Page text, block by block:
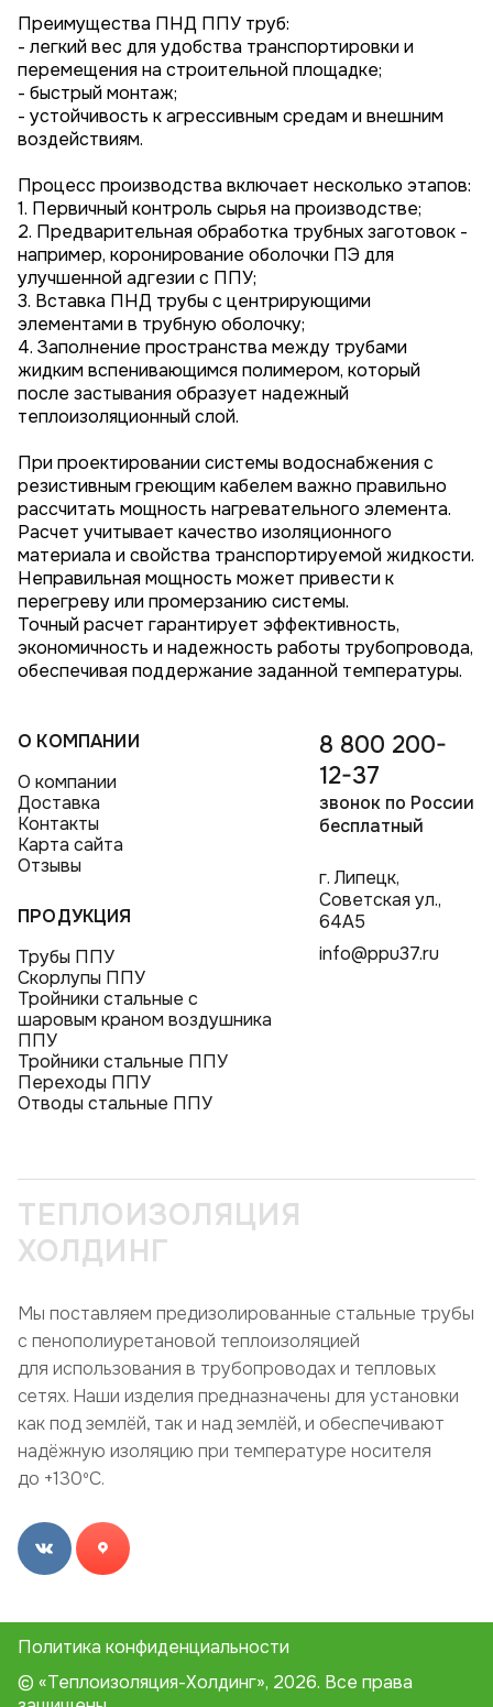
Преимущества ПНД ППУ труб:
- легкий вес для удобства транспортировки и
перемещения на строительной площадке;
- быстрый монтаж;
- устойчивость к агрессивным средам и внешним
воздействиям.
Процесс производства включает несколько этапов:
1. Первичный контроль сырья на производстве;
2. Предварительная обработка трубных заготовок -
например, коронирование оболочки ПЭ для
улучшенной адгезии с ППУ;
3. Вставка ПНД трубы с центрирующими
элементами в трубную оболочку;
4. Заполнение пространства между трубами
жидким вспенивающимся полимером, который
после застывания образует надежный
теплоизоляционный слой.
При проектировании системы водоснабжения с
резистивным греющим кабелем важно правильно
рассчитать мощность нагревательного элемента.
Расчет учитывает качество изоляционного
материала и свойства транспортируемой жидкости.
Неправильная мощность может привести к
перегреву или промерзанию системы.
Точный расчет гарантирует эффективность,
экономичность и надежность работы трубопровода,
обеспечивая поддержание заданной температуры.
О КОМПАНИИ
О компании
Доставка
Контакты
Карта сайта
Отзывы
ПРОДУКЦИЯ
Трубы ППУ
Скорлупы ППУ
Тройники стальные с
шаровым краном воздушника
ППУ
Тройники стальные ППУ
Переходы ППУ
Отводы стальные ППУ
8 800 200-
12-37
звонок по России
бесплатный
г. Липецк,
Советская ул.,
64А5
info@ppu37.ru
ТЕПЛОИЗОЛЯЦИЯ
ХОЛДИНГ
Мы поставляем предизолированные стальные трубы
с пенополиуретановой теплоизоляцией
для использования в трубопроводах и тепловых
сетях. Наши изделия предназначены для установки
как под землёй, так и над землёй, и обеспечивают
надёжную изоляцию при температуре носителя
до +130ºC.
Политика конфиденциальности
© «Теплоизоляция-Холдинг», 2026. Все права